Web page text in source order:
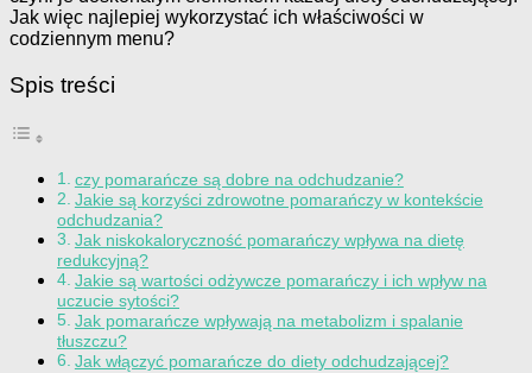
Jak więc najlepiej wykorzystać ich właściwości w
codziennym menu?
Spis treści
czy pomarańcze są dobre na odchudzanie?
Jakie są korzyści zdrowotne pomarańczy w kontekście
odchudzania?
Jak niskokaloryczność pomarańczy wpływa na dietę
redukcyjną?
Jakie są wartości odżywcze pomarańczy i ich wpływ na
uczucie sytości?
Jak pomarańcze wpływają na metabolizm i spalanie
tłuszczu?
Jak włączyć pomarańcze do diety odchudzającej?